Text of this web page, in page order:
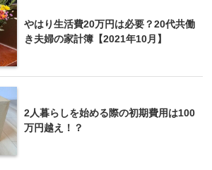
やはり生活費20万円は必要？20代共働
き夫婦の家計簿【2021年10月】
2人暮らしを始める際の初期費用は100
万円越え！？